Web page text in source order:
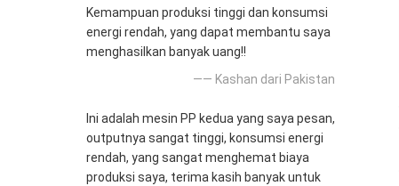
Kemampuan produksi tinggi dan konsumsi
energi rendah, yang dapat membantu saya
menghasilkan banyak uang!!
—— Kashan dari Pakistan
Ini adalah mesin PP kedua yang saya pesan,
outputnya sangat tinggi, konsumsi energi
rendah, yang sangat menghemat biaya
produksi saya, terima kasih banyak untuk